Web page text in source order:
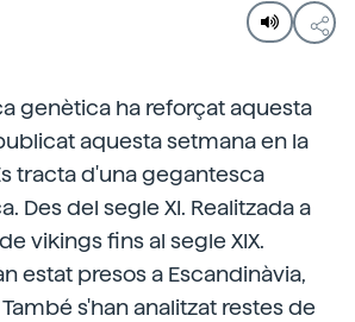
genètica ha reforçat aquesta
aquesta setmana en la
tracta d'una gegantesca
Des del segle XI. Realitzada a
vikings fins al segle XIX.
estat presos a Escandinàvia,
s'han analitzat restes de